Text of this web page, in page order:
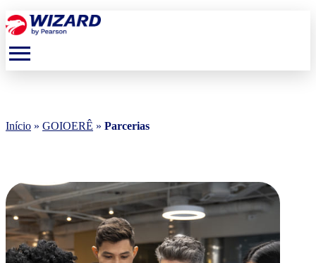
menu
Início » GOIOERÊ » Parcerias